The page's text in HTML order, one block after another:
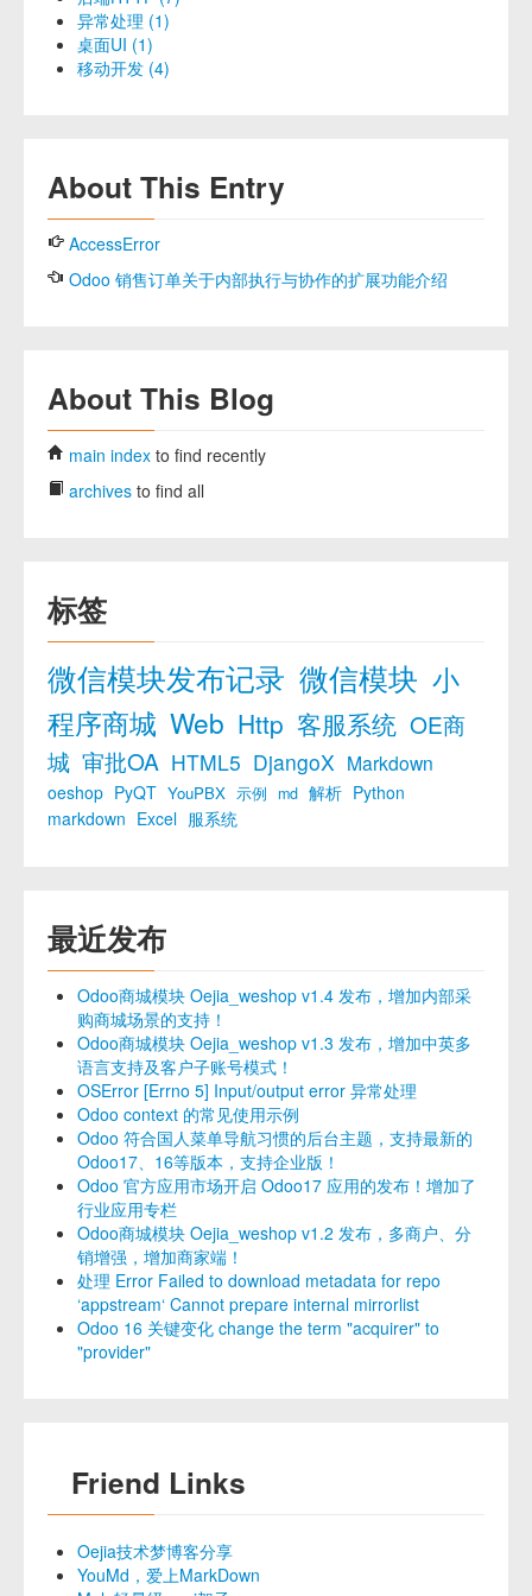
异常处理 (1)
桌面UI (1)
移动开发 (4)
About This Entry
AccessError
Odoo 销售订单关于内部执行与协作的扩展功能介绍
About This Blog
main index to find recently
archives to find all
标签
微信模块发布记录 微信模块 小
程序商城 Web Http 客服系统 OE商
城 审批OA HTML5 DjangoX Markdown
oeshop PyQT YouPBX 示例 md 解析 Python
markdown Excel 服系统
最近发布
Odoo商城模块 Oejia_weshop v1.4 发布，增加内部采
购商城场景的支持！
Odoo商城模块 Oejia_weshop v1.3 发布，增加中英多
语言支持及客户子账号模式！
OSError [Errno 5] Input/output error 异常处理
Odoo context 的常见使用示例
Odoo 符合国人菜单导航习惯的后台主题，支持最新的
Odoo17、16等版本，支持企业版！
Odoo 官方应用市场开启 Odoo17 应用的发布！增加了
行业应用专栏
Odoo商城模块 Oejia_weshop v1.2 发布，多商户、分
销增强，增加商家端！
处理 Error Failed to download metadata for repo
‘appstream‘ Cannot prepare internal mirrorlist
Odoo 16 关键变化 change the term "acquirer" to
"provider"
Friend Links
Oejia技术梦博客分享
YouMd，爱上MarkDown